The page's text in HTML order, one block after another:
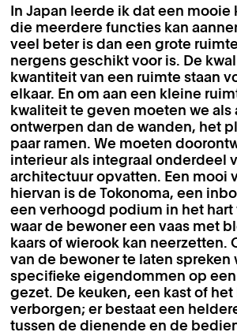
In Japan leerde ik dat een
die meerdere functies kan
veel beter is dan een grote
nergens geschikt voor is. De
kwantiteit van een ruimte staan
elkaar. En om aan een kleine
kwaliteit te geven moeten we
ontwerpen dan de wanden, het
paar ramen. We moeten
interieur als integraal onderdeel
architectuur opvatten. Een mooi
hiervan is de Tokonoma, een
een verhoogd podium in het
waar de bewoner een vaas met
kaars of wierook kan neerzetten.
van de bewoner te laten spreken
specifieke eigendommen op
gezet. De keuken, een kast of
verborgen; er bestaat een
tussen de dienende en de